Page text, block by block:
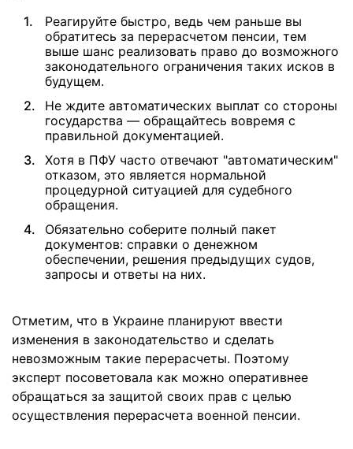
Реагируйте быстро, ведь чем раньше вы
обратитесь за перерасчетом пенсии, тем
выше шанс реализовать право до возможного
законодательного ограничения таких исков в
будущем.
Не ждите автоматических выплат со стороны
государства — обращайтесь вовремя с
правильной документацией.
Хотя в ПФУ часто отвечают "автоматическим"
отказом, это является нормальной
процедурной ситуацией для судебного
обращения.
Обязательно соберите полный пакет
документов: справки о денежном
обеспечении, решения предыдущих судов,
запросы и ответы на них.
Отметим, что в Украине планируют ввести
изменения в законодательство и сделать
невозможным такие перерасчеты. Поэтому
эксперт посоветовала как можно оперативнее
обращаться за защитой своих прав с целью
осуществления перерасчета военной пенсии.